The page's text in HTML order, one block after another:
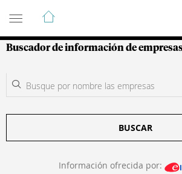
Guía de Empresas
Buscador de información de empresas
BUSCAR
Información ofrecida por: